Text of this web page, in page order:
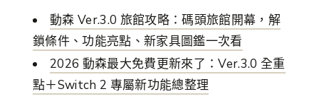
動森 Ver.3.0 旅館攻略：碼頭旅館開幕，解
鎖條件、功能亮點、新家具圖鑑一次看
2026 動森最大免費更新來了：Ver.3.0 全重
點＋Switch 2 專屬新功能總整理